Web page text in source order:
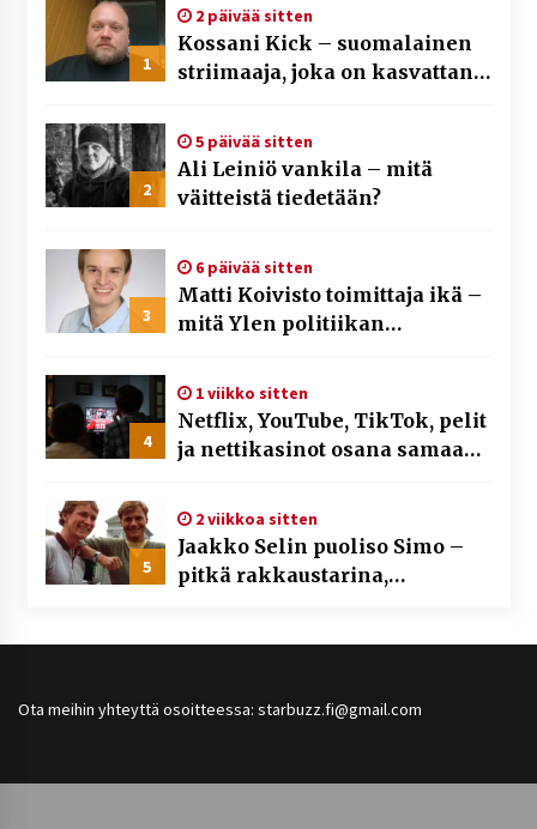
1
2 päivää sitten
Kossani Kick – suomalainen
striimaaja, joka on kasvattanut
2
5 päivää sitten
Ali Leiniö vankila – mitä
väitteistä tiedetään?
3
6 päivää sitten
Matti Koivisto toimittaja ikä –
mitä Ylen politiikan
4
1 viikko sitten
Netflix, YouTube, TikTok, pelit
ja nettikasinot osana samaa
5
2 viikkoa sitten
Jaakko Selin puoliso Simo –
pitkä rakkaustarina,
Ota meihin yhteyttä osoitteessa: starbuzz.fi@gmail.com